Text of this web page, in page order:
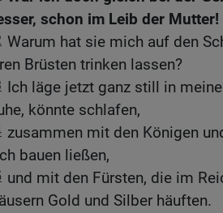
schon im Leib der Mutter!
Warum hat sie mich auf den
Brüsten trinken lassen?
Ich läge jetzt ganz still in
könnte schlafen,
zusammen mit den Königen
bauen ließen,
und mit den Fürsten, die im
Gold und Silber häuften.